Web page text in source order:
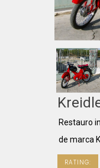
Restauro
de marca
RATING: